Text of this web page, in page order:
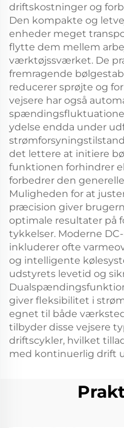
driftskostninger og
Den kompakte og
enheder meget
flytte dem mellem
værktøjssværket. De
fremragende
reducerer sprøjte og
vejsere har også
ydelse endda under
det lettere at initiere
funktionen forhindrer
forbedrer den
Muligheden for at
præcision giver
optimale resultater på
tykkelser. Moderne
inkluderer ofte
og intelligente
udstyrets levetid og
giver fleksibilitet i
egnet til både
tilbyder disse vejsere
driftscykler, hvilket
med kontinuerlig drift